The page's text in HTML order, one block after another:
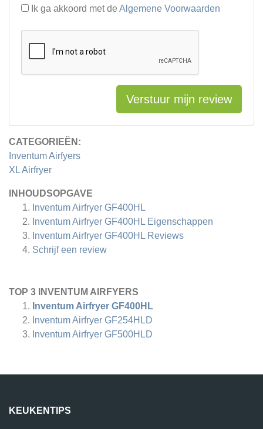
CATEGORIEËN:
Inventum Airfyers
XL Airfryer
INHOUDSOPGAVE
Inventum Airfryer GF400HL
Inventum Airfryer GF400HL Eigenschappen
Inventum Airfryer GF400HL Reviews
Schrijf een review
TOP 3 INVENTUM AIRFYERS
Inventum Airfryer GF400HL
Inventum Airfryer GF254HLD
Inventum Airfryer GF500HLD
Ik ga akkoord met de Algemene Voorwaarden
Verstuur mijn review
KEUKENTIPS